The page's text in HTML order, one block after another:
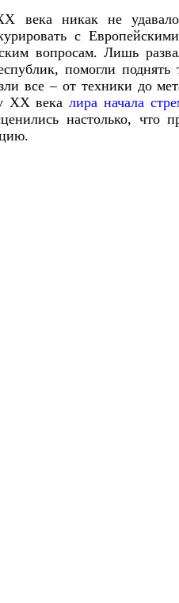
века никак не
с
вопросам. Лишь
помогли
все – от техники до
ХХ векалира начала
настолько, что